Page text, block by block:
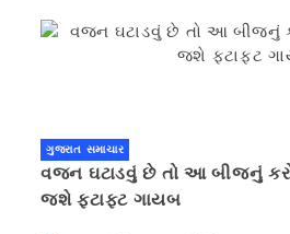
ગુજરાત સમાચાર
વજન ઘટાડવું છે તો આ બીજનું
જશે ફટાફટ ગાયબ